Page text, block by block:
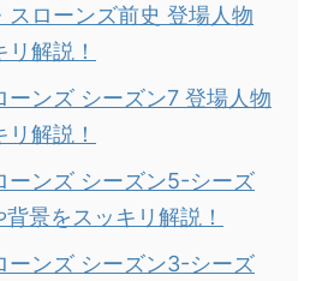
スローンズ前史 登場人物
解説！
ーンズ シーズン7 登場人物
解説！
ーンズ シーズン5-シーズ
景をスッキリ解説！
ーンズ シーズン3-シーズ